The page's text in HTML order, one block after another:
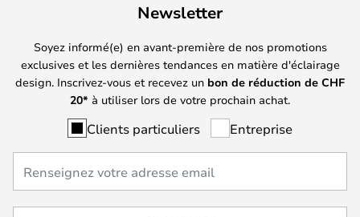
Newsletter
Soyez informé(e) en avant-première de nos promotions
exclusives et les dernières tendances en matière d'éclairage
design. Inscrivez-vous et recevez un bon de réduction de CHF
20* à utiliser lors de votre prochain achat.
Clients particuliers Entreprise